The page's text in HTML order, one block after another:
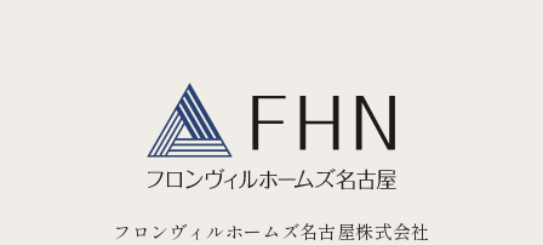
フロンヴィルホームズ名古屋株式会社